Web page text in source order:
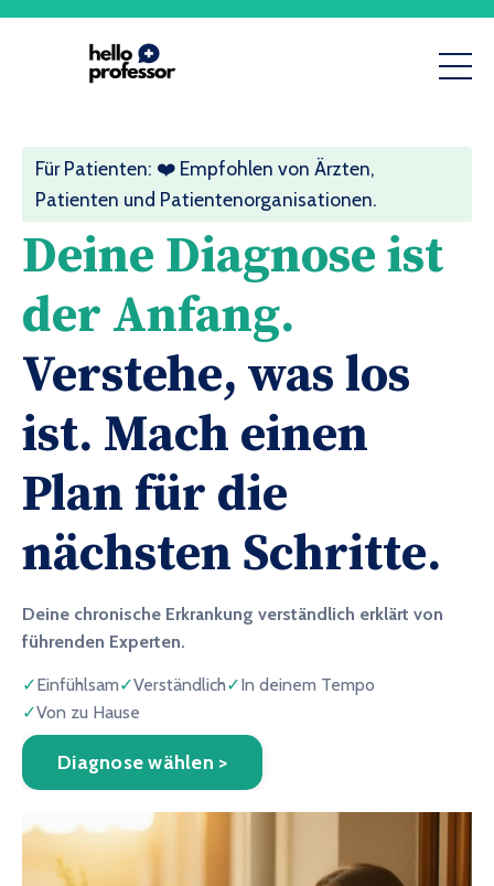
Für Patienten: ❤️ Empfohlen von Ärzten,
Patienten und Patientenorganisationen.
Deine Diagnose ist
der Anfang.
Verstehe, was los
ist. Mach einen
Plan für die
nächsten Schritte.
Deine chronische Erkrankung verständlich erklärt von
führenden Experten.
✓Einfühlsam✓Verständlich✓In deinem Tempo
✓Von zu Hause
Diagnose wählen >